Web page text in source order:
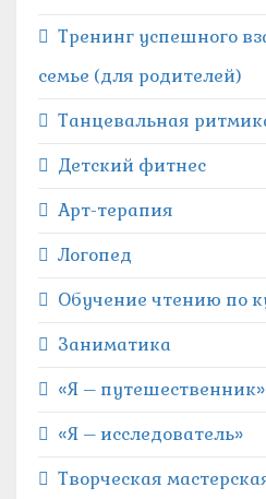
Тренинг успешного
семье (для родителей)
Танцевальная
Детский фитнес
Арт-терапия
Логопед
Обучение чтению по
Заниматика
«Я – путешественник»
«Я – исследователь»
Творческая